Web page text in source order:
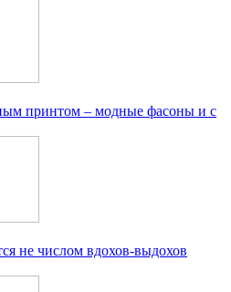
принтом – модные фасоны и с
не числом вдохов-выдохов